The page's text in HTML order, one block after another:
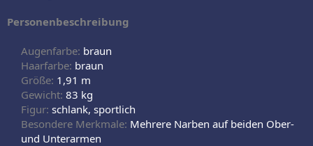
Personenbeschreibung
Augenfarbe: braun
Haarfarbe: braun
Größe: 1,91 m
Gewicht: 83 kg
Figur: schlank, sportlich
Besondere Merkmale: Mehrere Narben auf beiden Ober-
und Unterarmen​